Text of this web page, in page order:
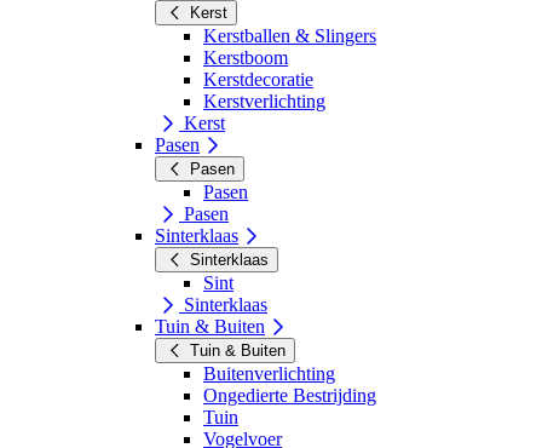
Kerst
Kerstballen & Slingers
Kerstboom
Kerstdecoratie
Kerstverlichting
Kerst
Pasen
Pasen
Pasen
Pasen
Sinterklaas
Sinterklaas
Sint
Sinterklaas
Tuin & Buiten
Tuin & Buiten
Buitenverlichting
Ongedierte Bestrijding
Tuin
Vogelvoer